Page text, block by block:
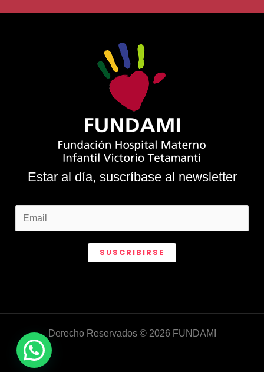
Estar al día, suscríbase al newsletter
SUSCRIBIRSE
Derecho Reservados © 2026 FUNDAMI